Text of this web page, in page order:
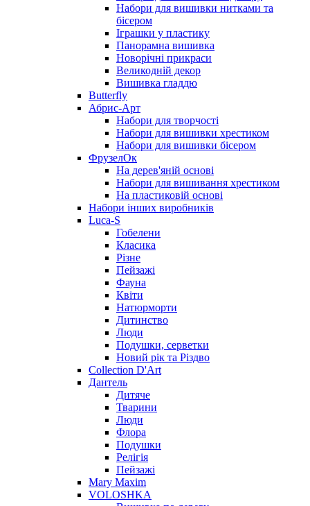
Набори для вишивки нитками та
бісером
Іграшки у пластику
Панорамна вишивка
Новорічні прикраси
Великодній декор
Вишивка гладдю
Butterfly
Абрис-Арт
Набори для творчості
Набори для вишивки хрестиком
Набори для вишивки бісером
ФрузелОк
На дерев'яній основі
Набори для вишивання хрестиком
На пластиковій основі
Набори інших виробників
Luca-S
Гобелени
Класика
Різне
Пейзажі
Фауна
Квіти
Натюрморти
Дитинство
Люди
Подушки, серветки
Новий рік та Різдво
Collection D'Art
Дантель
Дитяче
Тварини
Люди
Флора
Подушки
Релігія
Пейзажі
Mary Maxim
VOLOSHKA